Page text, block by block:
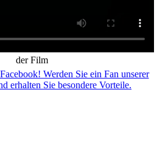
der Film
Werden Sie ein Fan unserer
erhalten Sie besondere Vorteile.